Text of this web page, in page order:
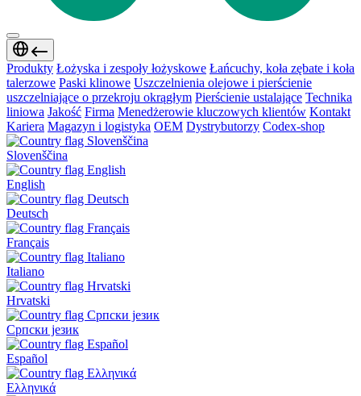
Produkty Łożyska i zespoły łożyskowe Łańcuchy, koła zębate i koła
talerzowe Paski klinowe Uszczelnienia olejowe i pierścienie
uszczelniające o przekroju okrągłym Pierścienie ustalające Technika
liniowa Jakość Firma Menedżerowie kluczowych klientów Kontakt
Kariera Magazyn i logistyka OEM Dystrybutorzy Codex-shop
Slovenščina
English
Deutsch
Français
Italiano
Hrvatski
Српски језик
Español
Ελληνικά